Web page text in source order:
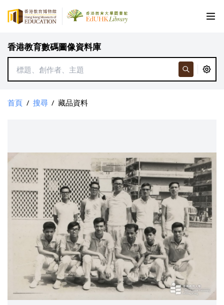
香港教育數碼圖像資料庫
首頁 / 搜尋 / 藏品資料